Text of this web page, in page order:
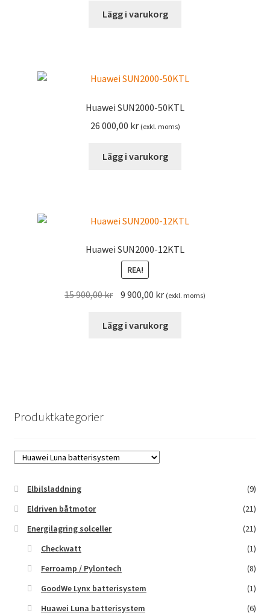
Lägg i varukorg
Huawei SUN2000-50KTL
26 000,00 kr (exkl. moms)
Lägg i varukorg
Huawei SUN2000-12KTL
REA!
15 900,00kr
Det
priset
9 900,00 krDet
priset
(exkl. moms)
Lägg i varukorg
Produktkategorier
Elbilsladdning
(9)
Eldriven båtmotor
(21)
Energilagring solceller
(21)
Checkwatt
(1)
Ferroamp / Pylontech
(8)
GoodWe Lynx batterisystem
(1)
Huawei Luna batterisystem
(6)